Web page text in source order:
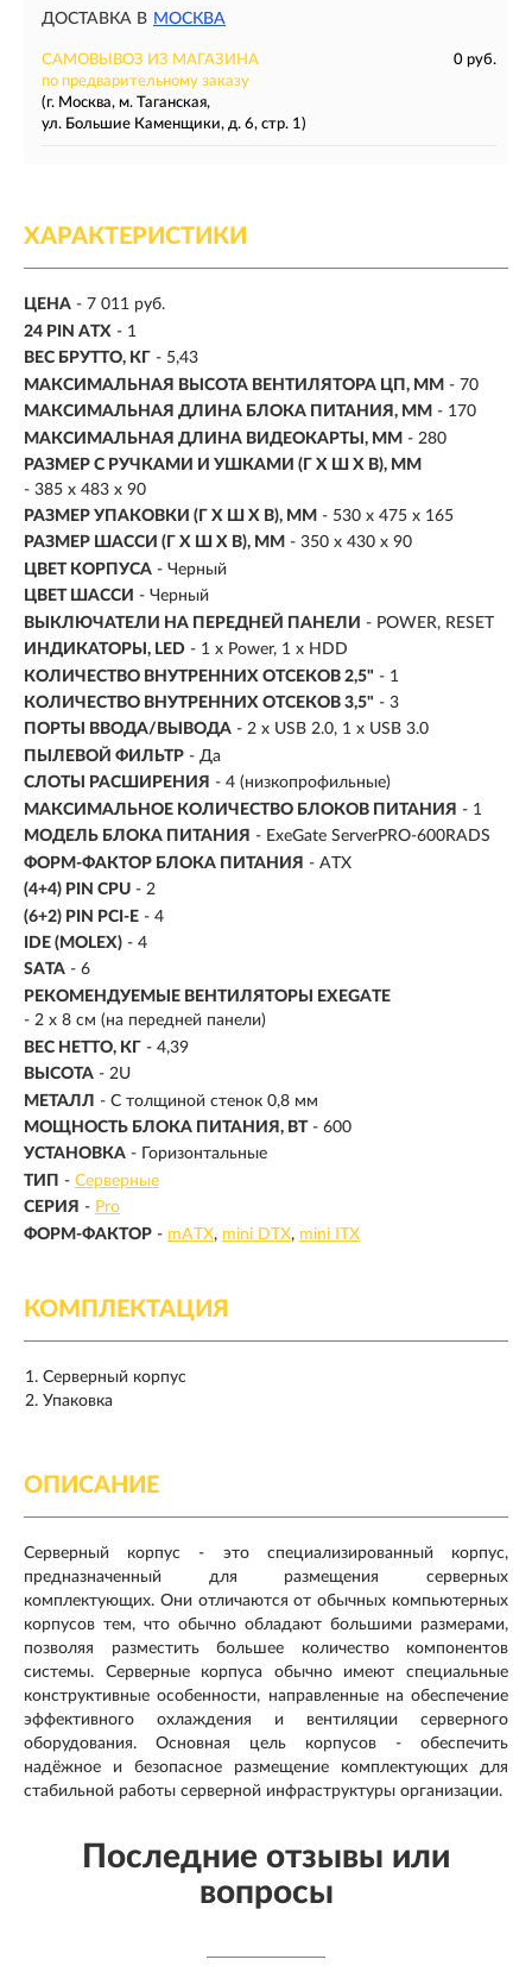
ДОСТАВКА В МОСКВА
САМОВЫВОЗ ИЗ МАГАЗИНА
0 руб.
по предварительному заказу
(г. Москва, м. Таганская,
ул. Большие Каменщики, д. 6, стр. 1)
ХАРАКТЕРИСТИКИ
ЦЕНА - 7 011 руб.
24 PIN ATX - 1
ВЕС БРУТТО, КГ - 5,43
МАКСИМАЛЬНАЯ ВЫСОТА ВЕНТИЛЯТОРА ЦП, ММ - 70
МАКСИМАЛЬНАЯ ДЛИНА БЛОКА ПИТАНИЯ, ММ - 170
МАКСИМАЛЬНАЯ ДЛИНА ВИДЕОКАРТЫ, ММ - 280
РАЗМЕР С РУЧКАМИ И УШКАМИ (Г X Ш X В), ММ
- 385 x 483 x 90
РАЗМЕР УПАКОВКИ (Г X Ш X B), ММ - 530 x 475 x 165
РАЗМЕР ШАССИ (Г X Ш X В), ММ - 350 x 430 x 90
ЦВЕТ КОРПУСА - Черный
ЦВЕТ ШАССИ - Черный
ВЫКЛЮЧАТЕЛИ НА ПЕРЕДНЕЙ ПАНЕЛИ - POWER, RESET
ИНДИКАТОРЫ, LED - 1 x Power, 1 x HDD
КОЛИЧЕСТВО ВНУТРЕННИХ ОТСЕКОВ 2,5" - 1
КОЛИЧЕСТВО ВНУТРЕННИХ ОТСЕКОВ 3,5" - 3
ПОРТЫ ВВОДА/ВЫВОДА - 2 x USB 2.0, 1 x USB 3.0
ПЫЛЕВОЙ ФИЛЬТР - Да
СЛОТЫ РАСШИРЕНИЯ - 4 (низкопрофильные)
МАКСИМАЛЬНОЕ КОЛИЧЕСТВО БЛОКОВ ПИТАНИЯ - 1
МОДЕЛЬ БЛОКА ПИТАНИЯ - ExeGate ServerPRO-600RADS
ФОРМ-ФАКТОР БЛОКА ПИТАНИЯ - ATX
(4+4) PIN CPU - 2
(6+2) PIN PCI-E - 4
IDE (MOLEX) - 4
SATA - 6
РЕКОМЕНДУЕМЫЕ ВЕНТИЛЯТОРЫ EXEGATE
- 2 x 8 см (на передней панели)
ВЕС НЕТТО, КГ - 4,39
ВЫСОТА - 2U
МЕТАЛЛ - С толщиной стенок 0,8 мм
МОЩНОСТЬ БЛОКА ПИТАНИЯ, ВТ - 600
УСТАНОВКА - Горизонтальные
ТИП - Серверные
СЕРИЯ - Pro
ФОРМ-ФАКТОР - mATX mini DTX mini ITX
КОМПЛЕКТАЦИЯ
Серверный корпус
Упаковка
ОПИСАНИЕ
Серверный корпус - это специализированный корпус,
предназначенный для размещения серверных
комплектующих. Они отличаются от обычных компьютерных
корпусов тем, что обычно обладают большими размерами,
позволяя разместить большее количество компонентов
системы. Серверные корпуса обычно имеют специальные
конструктивные особенности, направленные на обеспечение
эффективного охлаждения и вентиляции серверного
оборудования. Основная цель корпусов - обеспечить
надёжное и безопасное размещение комплектующих для
стабильной работы серверной инфраструктуры организации.
Последние отзывы или
вопросы